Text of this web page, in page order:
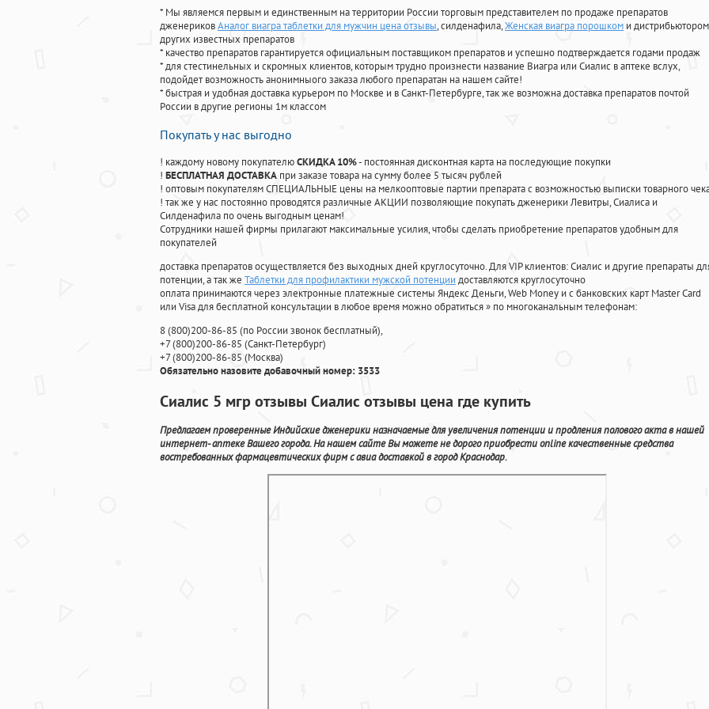
* Мы являемся первым и единственным на территории России торговым представителем по продаже препаратов
дженериковАналог виагра таблетки для мужчин цена отзывы, силденафила,Женская виагра порошком и дистрибьютором
других известных препаратов
* качество препаратов гарантируется официальным поставщиком препаратов и успешно подтверждается годами продаж
* для стестинельных и скромных клиентов, которым трудно произнести название Виагра или Сиалис в аптеке вслух,
подойдет возможность анонимныого заказа любого препаратан на нашем сайте!
* быстрая и удобная доставка курьером по Москве и в Санкт-Петербурге, так же возможна доставка препаратов почтой
России в другие регионы 1м классом
Покупать у нас выгодно
! каждому новому покупателюСКИДКА 10%- постоянная дисконтная карта на последующие покупки
! БЕСПЛАТНАЯ ДОСТАВКА при заказе товара на сумму более 5 тысяч рублей
! оптовым покупателям СПЕЦИАЛЬНЫЕ цены на мелкооптовые партии препарата с возможностью выписки товарного
! так же у нас постоянно проводятся различные АКЦИИ позволяющие покупать дженерики Левитры, Сиалиса и
Силденафила по очень выгодным ценам!
Cотрудники нашей фирмы прилагают максимальные усилия, чтобы сделать приобретение препаратов удобным для
покупателей
доставка препаратов осуществляется без выходных дней круглосуточно. Для VIP клиентов: Сиалис и другие препараты
потенции, а так же Таблетки для профилактики мужской потенции доставляются круглосуточно
оплата принимаются через электронные платежные системы Яндекс Деньги, Web Money и с банковских карт Master Card
или Visa для бесплатной консультации в любое время можно обратиться» по многоканальным телефонам:
8(800)200-86-85 (по России звонок бесплатный),
+7(800)200-86-85 (Санкт-Петербург)
+7(800)200-86-85 (Москва)
Обязательно назовите добавочный номер: 3533
Сиалис 5 мгр отзывы Сиалис отзывы цена где купить
Предлагаем проверенные Индийские дженерики назначаемые для увеличения потенции и продления полового акта в нашей
интернет- аптеке Вашего города. На нашем сайте Вы можете не дорого приобрести online качественные средства
востребованных фармацевтических фирм с авиа доставкой в город Краснодар.